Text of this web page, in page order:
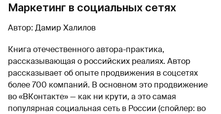
Маркетинг в социальных сетях
Автор: Дамир Халилов
Книга отечественного автора-практика,
рассказывающая о российских реалиях. Автор
рассказывает об опыте продвижения в соцсетях
более 700 компаний. В основном это продвижение
во «ВКонтакте» — как ни крути, а это самая
популярная социальная сеть в России (спойлер: во